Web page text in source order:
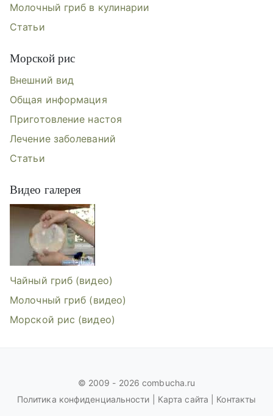
Молочный гриб в кулинарии
Статьи
Морской рис
Внешний вид
Общая информация
Приготовление настоя
Лечение заболеваний
Статьи
Видео галерея
Видеогалерея: Чайный гриб,
Чайный гриб (видео)
Молочный гриб (видео)
Морской рис (видео)
© 2009 - 2026 combucha.ru
Политика конфиденциальности
Карта сайта Контакты